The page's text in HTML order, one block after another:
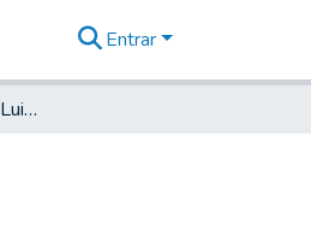
Entrar
Para o Capitão Antonio Luiz de Moraes Pissarro, em Mogi Mirim